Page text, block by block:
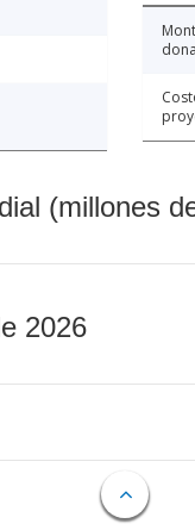
(millones
2026